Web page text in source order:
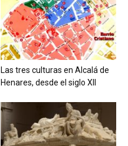
Las tres culturas en Alcalá de
Henares, desde el siglo XII